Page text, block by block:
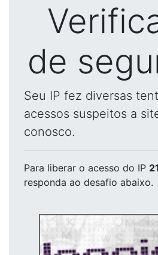
de
Seu IP fez diversas
acessos suspeitos a
conosco.
Para liberar o acesso do IP
responda ao desafio abaixo.